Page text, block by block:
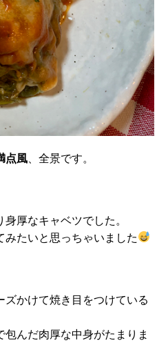
点風 、全景です。
厚なキャベツでした。
たいと思っちゃいました
かけて焼き目をつけている
んだ肉厚な中身がたまりま